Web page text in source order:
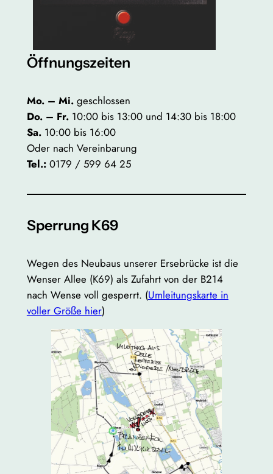
Öffnungszeiten
Mo. – Mi.geschlossen
Do. – Fr. 10:00 bis 13:00 und 14:30 bis 18:00
Sa.10:00 bis 16:00
Oder nach Vereinbarung
Tel.:0179 / 599 64 25
Sperrung K69
Wegen des Neubaus unserer Ersebrücke ist die
Wenser Allee (K69) als Zufahrt von der B214
nach Wense voll gesperrt. (Umleitungskarte in
voller Größe hier)